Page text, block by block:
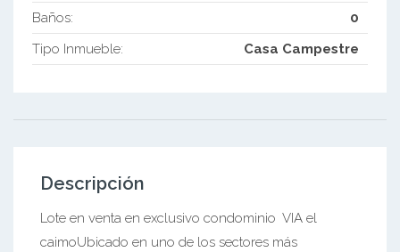
Baños:
0
Tipo Inmueble:
Casa Campestre
Descripción
Lote en venta en exclusivo condominio  VIA el
caimoUbicado en uno de los sectores más